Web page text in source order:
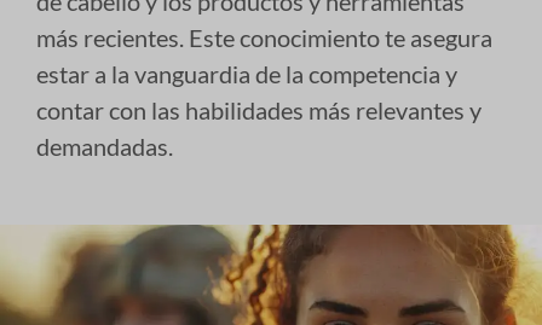
más recientes. Este conocimiento te asegura
estar a la vanguardia de la competencia y
contar con las habilidades más relevantes y
demandadas.